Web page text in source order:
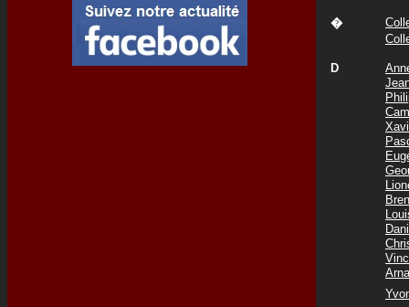
�
D